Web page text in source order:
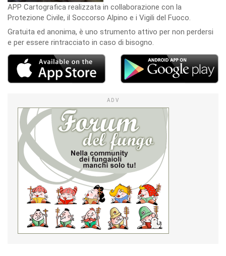
APP Cartografica realizzata in collaborazione con la
Protezione Civile, il Soccorso Alpino e i Vigili del Fuoco.
Gratuita ed anonima, è uno strumento attivo per non perdersi
e per essere rintracciato in caso di bisogno.
ADV